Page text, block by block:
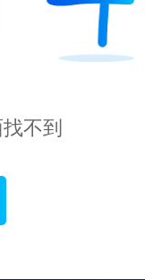
不到